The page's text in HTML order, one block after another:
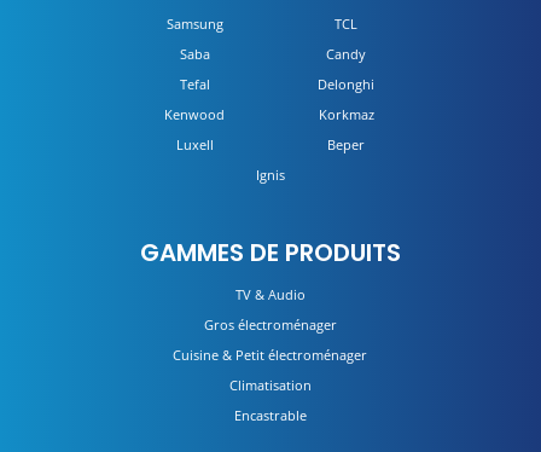
Samsung
TCL
Saba
Candy
Tefal
Delonghi
Kenwood
Korkmaz
Luxell
Beper
Ignis
GAMMES DE PRODUITS
TV & Audio
Gros électroménager
Cuisine & Petit électroménager
Climatisation
Encastrable